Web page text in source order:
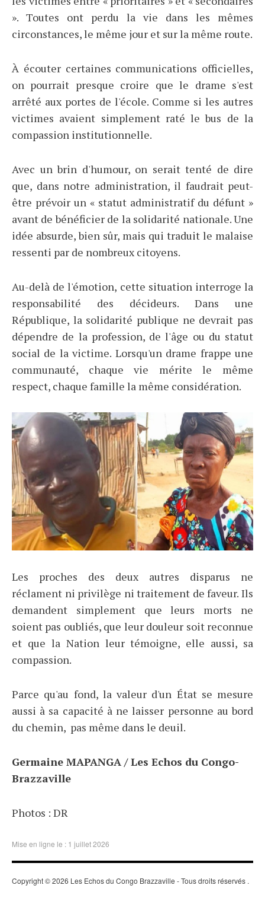
». Toutes ont perdu la vie dans les mêmes
circonstances, le même jour et sur la même route.
À écouter certaines communications officielles,
on pourrait presque croire que le drame s'est
arrêté aux portes de l'école. Comme si les autres
victimes avaient simplement raté le bus de la
compassion institutionnelle.
Avec un brin d'humour, on serait tenté de dire
que, dans notre administration, il faudrait peut-
être prévoir un « statut administratif du défunt »
avant de bénéficier de la solidarité nationale. Une
idée absurde, bien sûr, mais qui traduit le malaise
ressenti par de nombreux citoyens.
Au-delà de l'émotion, cette situation interroge la
responsabilité des décideurs. Dans une
République, la solidarité publique ne devrait pas
dépendre de la profession, de l'âge ou du statut
social de la victime. Lorsqu'un drame frappe une
communauté, chaque vie mérite le même
respect, chaque famille la même considération.
Les proches des deux autres disparus ne
réclament ni privilège ni traitement de faveur. Ils
demandent simplement que leurs morts ne
soient pas oubliés, que leur douleur soit reconnue
et que la Nation leur témoigne, elle aussi, sa
compassion.
Parce qu'au fond, la valeur d'un État se mesure
aussi à sa capacité à ne laisser personne au bord
du chemin, pas même dans le deuil.
Germaine MAPANGA / Les Echos du Congo-
Brazzaville
Photos : DR
Mise en ligne le : 1 juillet 2026
Copyright © 2026 Les Echos du Congo Brazzaville - Tous droits réservés .